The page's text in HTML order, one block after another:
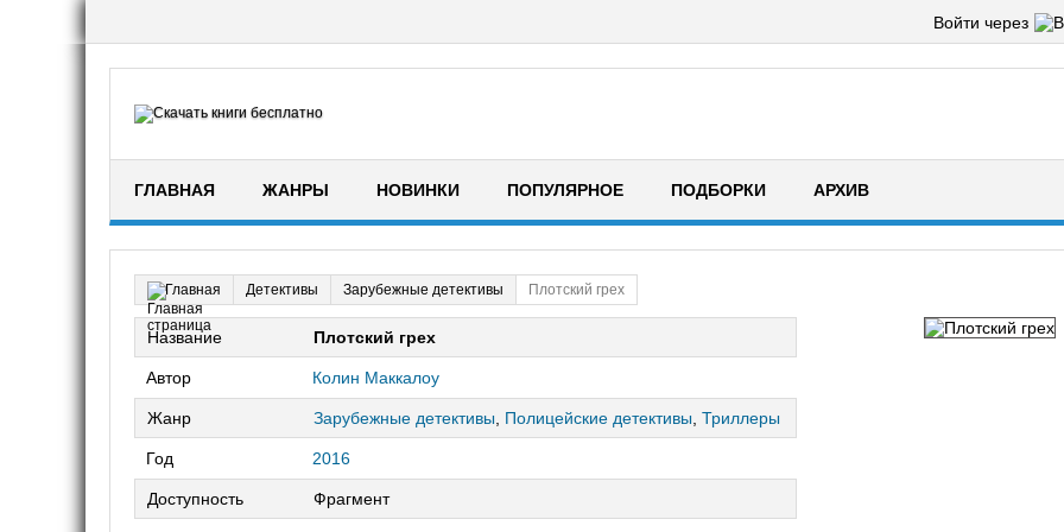
Войти через
ГЛАВНАЯ ЖАНРЫ НОВИНКИ ПОПУЛЯРНОЕ ПОДБОРКИ АРХИВ
Главная Детективы Зарубежные детективы Плотский грех
Название Плотский грех
Автор Колин Маккалоу
Жанр Зарубежные детективы Полицейские детективы Триллеры
Год 2016
Доступность Фрагмент